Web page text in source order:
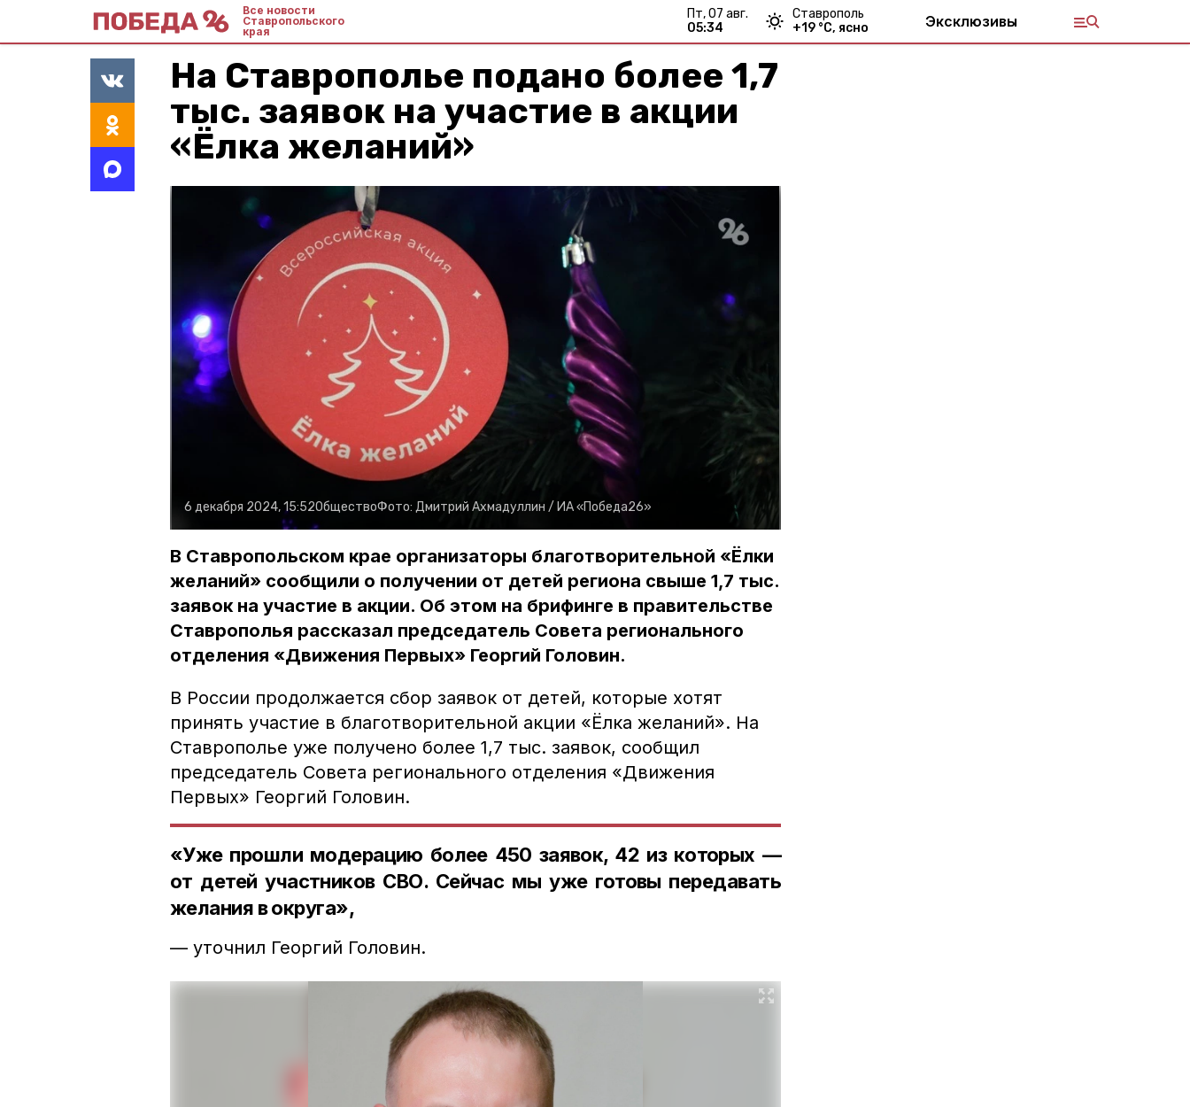
Все новости
Ставропольского
края
пт, 07 авг.
05:34
Ставрополь
+19 °С, ясно Эксклюзивы
На Ставрополье подано более 1,7
тыс. заявок на участие в акции
«Ёлка желаний»
6 декабря 2024, 15:52ОбществоФото: Дмитрий Ахмадуллин / ИА «Победа26»
В Ставропольском крае организаторы благотворительной «Ёлки
желаний» сообщили о получении от детей региона свыше 1,7 тыс.
заявок на участие в акции. Об этом на брифинге в правительстве
Ставрополья рассказал председатель Совета регионального
отделения «Движения Первых» Георгий Головин.
В России продолжается сбор заявок от детей, которые хотят
принять участие в благотворительной акции «Ёлка желаний». На
Ставрополье уже получено более 1,7 тыс. заявок, сообщил
председатель Совета регионального отделения «Движения
Первых» Георгий Головин.
«Уже прошли модерацию более 450 заявок, 42 из которых —
от детей участников СВО. Сейчас мы уже готовы передавать
желания в округа»,
— уточнил Георгий Головин.